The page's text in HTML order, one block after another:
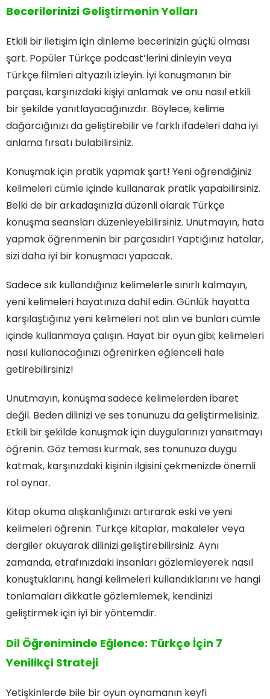
Becerilerinizi Geliştirmenin Yolları
Etkili bir iletişim için dinleme becerinizin güçlü olması
şart. Popüler Türkçe podcast’lerini dinleyin veya
Türkçe filmleri altyazılı izleyin. İyi konuşmanın bir
parçası, karşınızdaki kişiyi anlamak ve onu nasıl etkili
bir şekilde yanıtlayacağınızdır. Böylece, kelime
dağarcığınızı da geliştirebilir ve farklı ifadeleri daha iyi
anlama fırsatı bulabilirsiniz.
Konuşmak için pratik yapmak şart! Yeni öğrendiğiniz
kelimeleri cümle içinde kullanarak pratik yapabilirsiniz.
Belki de bir arkadaşınızla düzenli olarak Türkçe
konuşma seansları düzenleyebilirsiniz. Unutmayın, hata
yapmak öğrenmenin bir parçasıdır! Yaptığınız hatalar,
sizi daha iyi bir konuşmacı yapacak.
Sadece sık kullandığınız kelimelerle sınırlı kalmayın,
yeni kelimeleri hayatınıza dahil edin. Günlük hayatta
karşılaştığınız yeni kelimeleri not alın ve bunları cümle
içinde kullanmaya çalışın. Hayat bir oyun gibi; kelimeleri
nasıl kullanacağınızı öğrenirken eğlenceli hale
getirebilirsiniz!
Unutmayın, konuşma sadece kelimelerden ibaret
değil. Beden dilinizi ve ses tonunuzu da geliştirmelisiniz.
Etkili bir şekilde konuşmak için duygularınızı yansıtmayı
öğrenin. Göz teması kurmak, ses tonunuza duygu
katmak, karşınızdaki kişinin ilgisini çekmenizde önemli
rol oynar.
Kitap okuma alışkanlığınızı artırarak eski ve yeni
kelimeleri öğrenin. Türkçe kitaplar, makaleler veya
dergiler okuyarak dilinizi geliştirebilirsiniz. Aynı
zamanda, etrafınızdaki insanları gözlemleyerek nasıl
konuştuklarını, hangi kelimeleri kullandıklarını ve hangi
tonlamaları dikkatle gözlemlemek, kendinizi
geliştirmek için iyi bir yöntemdir.
Dil Öğreniminde Eğlence: Türkçe İçin 7
Yenilikçi Strateji
Yetişkinlerde bile bir oyun oynamanın keyfi